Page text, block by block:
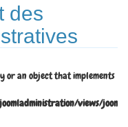
des
or an object that implements
views/